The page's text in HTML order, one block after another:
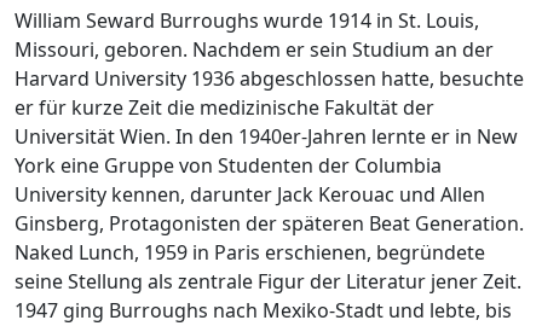
William Seward Burroughs wurde 1914 in St. Louis,
Missouri, geboren. Nachdem er sein Studium an der
Harvard University 1936 abgeschlossen hatte, besuchte
er für kurze Zeit die medizinische Fakultät der
Universität Wien. In den 1940er-Jahren lernte er in New
York eine Gruppe von Studenten der Columbia
University kennen, darunter Jack Kerouac und Allen
Ginsberg, Protagonisten der späteren Beat Generation.
Naked Lunch, 1959 in Paris erschienen, begründete
seine Stellung als zentrale Figur der Literatur jener Zeit.
1947 ging Burroughs nach Mexiko-Stadt und lebte, bis